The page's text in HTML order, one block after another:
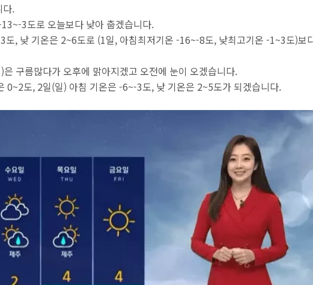
다.
3도로 오늘보다 낮아 춥겠습니다.
도, 낮 기온은 2~6도로 (1일, 아침최저기온 -16~-8도, 낮최고기온 -1~3도)보
구름많다가 오후에 맑아지겠고 오전에 눈이 오겠습니다.
0~2도, 2일(일) 아침 기온은 -6~-3도, 낮 기온은 2~5도가 되겠습니다.